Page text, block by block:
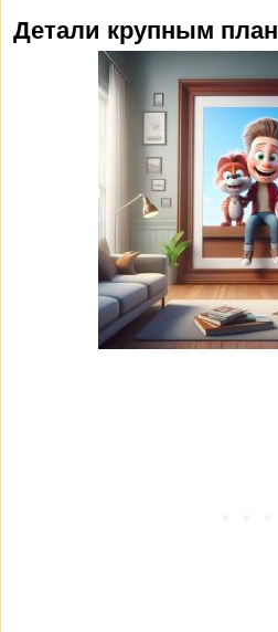
Детали крупным